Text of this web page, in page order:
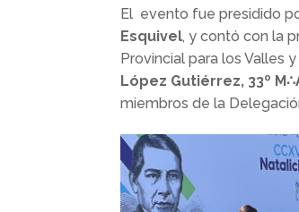
El evento fue presidido
Esquivel, y contó con la
Provincial para los Valles
López Gutiérrez, 33º
miembros de la